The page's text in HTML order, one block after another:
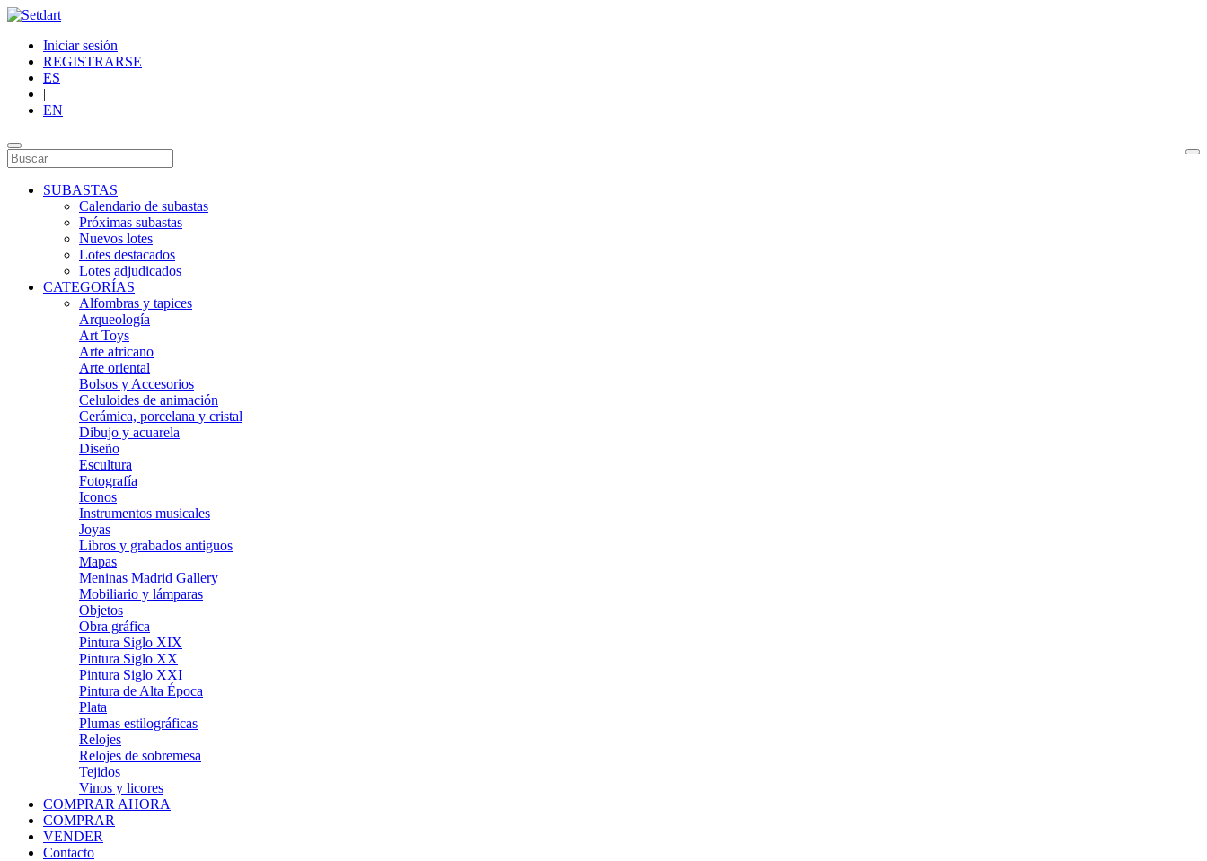
Iniciar sesión
REGISTRARSE
ES
|
EN
SUBASTAS
Calendario de subastas
Próximas subastas
Nuevos lotes
Lotes destacados
Lotes adjudicados
CATEGORÍAS
Alfombras y tapices
Arqueología
Art Toys
Arte africano
Arte oriental
Bolsos y Accesorios
Celuloides de animación
Cerámica, porcelana y cristal
Dibujo y acuarela
Diseño
Escultura
Fotografía
Iconos
Instrumentos musicales
Joyas
Libros y grabados antiguos
Mapas
Meninas Madrid Gallery
Mobiliario y lámparas
Objetos
Obra gráfica
Pintura Siglo XIX
Pintura Siglo XX
Pintura Siglo XXI
Pintura de Alta Época
Plata
Plumas estilográficas
Relojes
Relojes de sobremesa
Tejidos
Vinos y licores
COMPRAR AHORA
COMPRAR
VENDER
Contacto